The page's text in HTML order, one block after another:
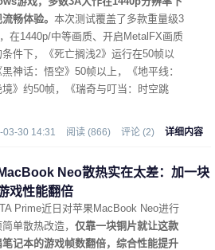
畅体验。 本次测试覆盖了多款重量级3
在1440p/中等画质、开启MetalFX画质
件下，《死亡搁浅2》运行在50帧以
黑神话：悟空》50帧以上，《地平线：
》约50帧，《瑞奇与叮当：时空跳
03-30 14:31 阅读 (866) 评论 (2) 详细内容
Neo散热实在太差：加一块
戏性能翻倍
Prime近日对苹果MacBook Neo进行
单散热改造， 仅靠一块铜片就让这款
笔记本的游戏帧数翻倍，综合性能提升